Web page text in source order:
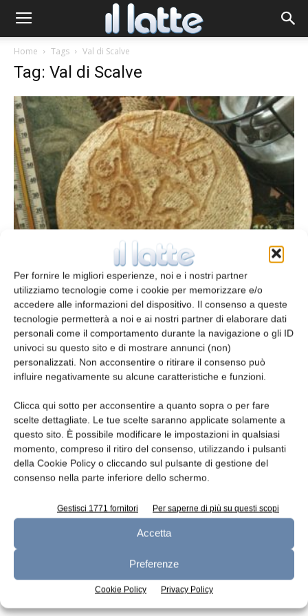
Per fornire le migliori esperienze, noi e i nostri partner
utilizziamo tecnologie come i cookie per memorizzare e/o
accedere alle informazioni del dispositivo. Il consenso a queste
tecnologie permetterà a noi e ai nostri partner di elaborare dati
personali come il comportamento durante la navigazione o gli ID
univoci su questo sito e di mostrare annunci (non)
personalizzati. Non acconsentire o ritirare il consenso può
influire negativamente su alcune caratteristiche e funzioni.
Clicca qui sotto per acconsentire a quanto sopra o per fare
scelte dettagliate. Le tue scelte saranno applicate solamente a
questo sito. È possibile modificare le impostazioni in qualsiasi
momento, compreso il ritiro del consenso, utilizzando i pulsanti
della Cookie Policy o cliccando sul pulsante di gestione del
consenso nella parte inferiore dello schermo.
Gestisci 1771 fornitori Per saperne di più su questi scopi
Accetta
Preferenze
Cookie Policy Privacy Policy
Home Tags Val di Scalve
Tag: Val di Scalve
Roberto Tognella 3 Settembre 2011
Leggi la rivista
n.7 - Luglio 2026 n.6 - Giugno 2026